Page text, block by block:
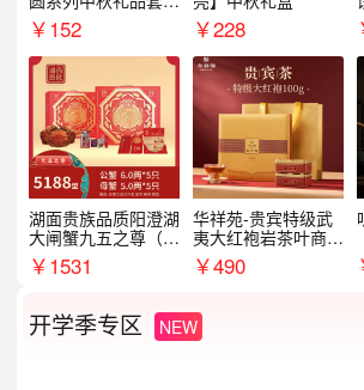
企业送客户商务伴手
礼
￥152 ￥228
湖面贵族品质阳澄湖
大闸蟹九五之尊（卡
券）5188型
￥1531
华祥苑-贵宾特级武
夷大红袍岩茶叶商务
礼盒中秋节送长辈1
00g
￥490
开学季专区 NEW